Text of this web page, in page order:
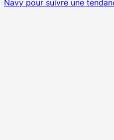
Navy pour suivre une